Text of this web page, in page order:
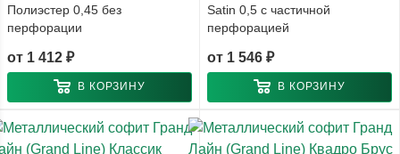
Полиэстер 0,45 без
перфорации
от 1 412 ₽
В КОРЗИНУ
Satin 0,5 с частичной
перфорацией
от 1 546 ₽
В КОРЗИНУ